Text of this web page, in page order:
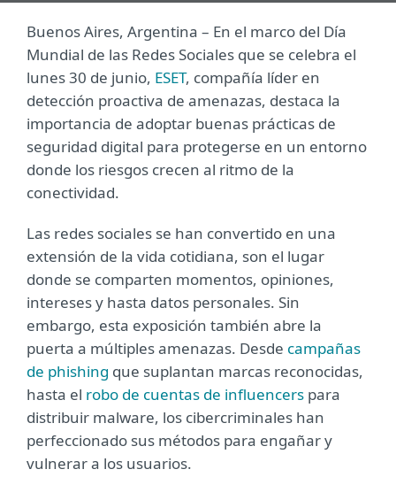
Buenos Aires, Argentina ­– En el marco del Día
Mundial de las Redes Sociales que se celebra el
lunes 30 de junio, ESET, compañía líder en
detección proactiva de amenazas, destaca la
importancia de adoptar buenas prácticas de
seguridad digital para protegerse en un entorno
donde los riesgos crecen al ritmo de la
conectividad.
Las redes sociales se han convertido en una
extensión de la vida cotidiana, son el lugar
donde se comparten momentos, opiniones,
intereses y hasta datos personales. Sin
embargo, esta exposición también abre la
puerta a múltiples amenazas. Desde campañas
de phishing que suplantan marcas reconocidas,
hasta el robo de cuentas de influencers para
distribuir malware, los cibercriminales han
perfeccionado sus métodos para engañar y
vulnerar a los usuarios.